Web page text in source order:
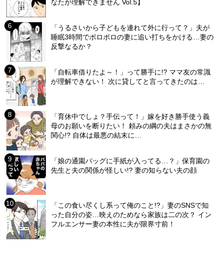
なたが理解できません Vol.5】
「うるさいから子どもを連れて外に行って？」夫が
睡眠3時間でボロボロの妻に追い打ちをかける…妻の
反撃なるか？
「自転車借りたよ～！」って勝手に!? ママ友の常識
が理解できない！ 次に貸してと言ってきたのは…
「育休中でしょ？手伝って！」嫁を好き勝手使う義
母のお願いを断りたい！ 頼みの綱の夫はまさかの無
関心!? 自体は最悪の結末に…
「娘の通園バッグに手紙が入ってる…？」保育園の
先生と夫の関係が怪しい!? 妻の知らない夫の顔
「この食い尽くし系って俺のこと!?」妻のSNSで知
った自分の姿…映えのためなら家族は二の次？ イン
フルエンサー妻の本性に夫が限界寸前！